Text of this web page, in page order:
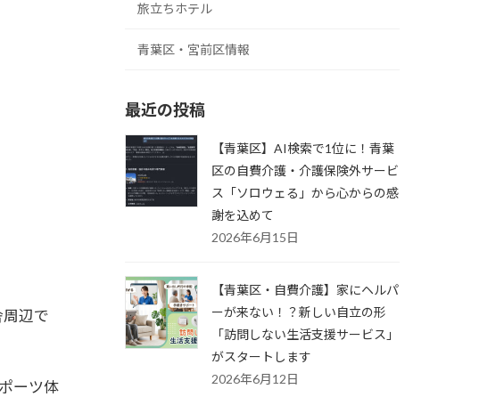
辺で
ーツ体
旅立ちホテル
青葉区・宮前区情報
最近の投稿
【青葉区】AI検索で1位に！青葉
区の自費介護・介護保険外サービ
ス「ソロウェる」から心からの感
謝を込めて
2026年6月15日
【青葉区・自費介護】家にヘルパ
ーが来ない！？新しい自立の形
「訪問しない生活支援サービス」
がスタートします
2026年6月12日